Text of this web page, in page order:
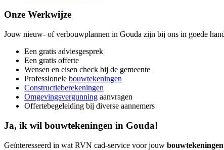
Onze Werkwijze
Jouw nieuw- of verbouwplannen in Gouda zijn bij ons in goede
Een gratis adviesgesprek
Een gratis offerte
Wensen en eisen check bij de gemeente
Professionele bouwtekeningen
Constructieberekeningen
Omgevingsvergunning aanvragen
Offertebegeleiding bij diverse aannemers
Ja, ik wil bouwtekeningen in Gouda!
Geïnteresseerd in wat RVN cad-service voor jouw